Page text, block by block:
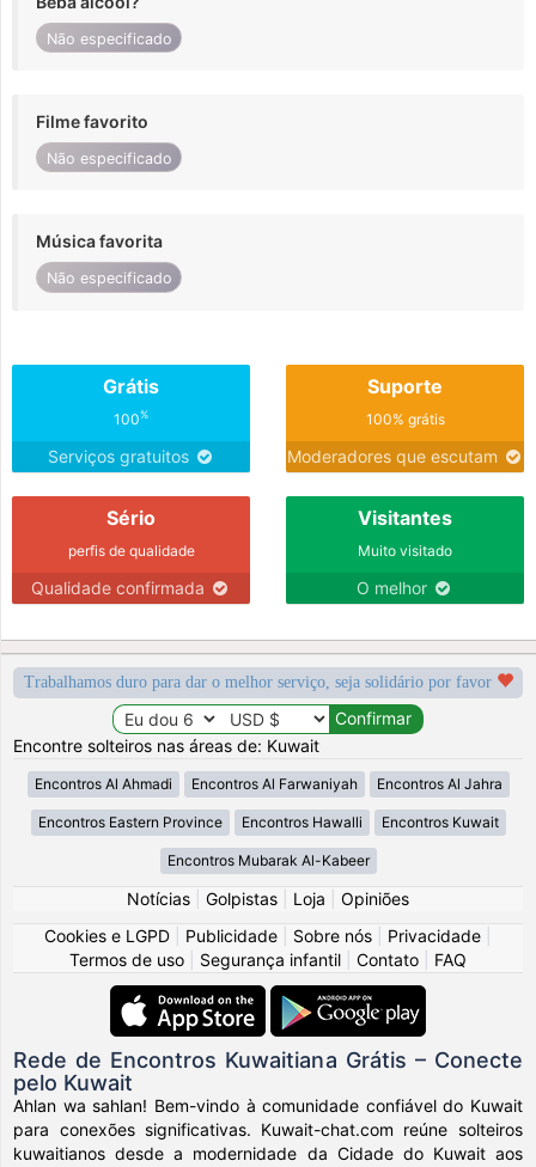
Não especificado
Filme favorito
Não especificado
Música favorita
Não especificado
Grátis
100%
Serviços gratuitos
Suporte
100% grátis
Moderadores que escutam
Sério
perfis de qualidade
Qualidade confirmada
Visitantes
Muito visitado
O melhor
Trabalhamos duro para dar o melhor serviço, seja solidário por favor
Encontre solteiros nas áreas de: Kuwait
Encontros Al Ahmadi Encontros Al Farwaniyah Encontros Al Jahra
Encontros Eastern Province Encontros Hawalli Encontros Kuwait
Encontros Mubarak Al-Kabeer
Notícias Golpistas Loja
Opiniões
Cookies e LGPD
Publicidade Sobre nós Privacidade
Termos de uso
Segurança infantil Contato FAQ
Rede de Encontros Kuwaitiana Grátis – Conecte
pelo Kuwait
Ahlan wa sahlan! Bem-vindo à comunidade confiável do Kuwait
para conexões significativas. Kuwait-chat.com reúne solteiros
kuwaitianos desde a modernidade da Cidade do Kuwait aos